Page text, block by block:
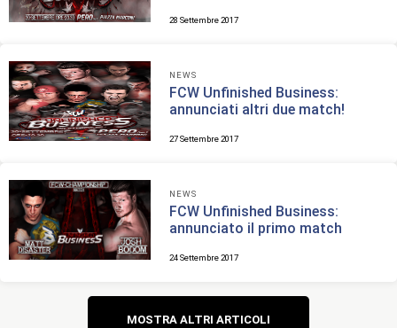
28 Settembre 2017
NEWS
FCW Unfinished Business:
annunciati altri due match!
27 Settembre 2017
NEWS
FCW Unfinished Business:
annunciato il primo match
24 Settembre 2017
Navigazione
MOSTRA ALTRI ARTICOLI